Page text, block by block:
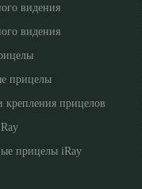
видения
видения
прицелы
прицелов
прицелы iRay